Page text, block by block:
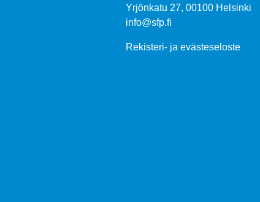
Yrjönkatu 27, 00100 Helsinki
info@sfp.fi
Rekisteri- ja evästeseloste